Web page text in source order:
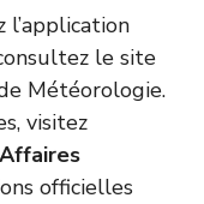
le site
Météorologie.
visitez
officielles